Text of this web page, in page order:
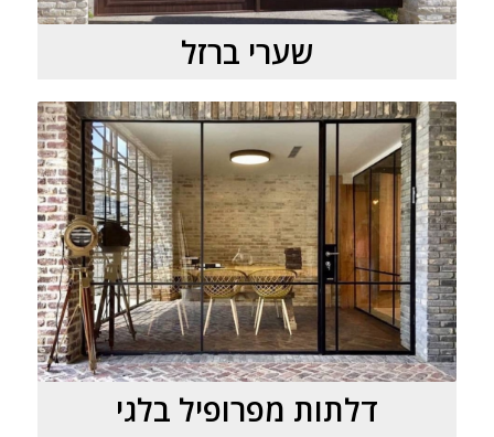
שערי ברזל
דלתות מפרופיל בלגי